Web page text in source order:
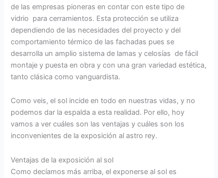
de las empresas pioneras en contar con este tipo de
vidrio para cerramientos. Esta protección se utiliza
dependiendo de las necesidades del proyecto y del
comportamiento térmico de las fachadas pues se
desarrolla un amplio sistema de lamas y celosías de fácil
montaje y puesta en obra y con una gran variedad estética,
tanto clásica como vanguardista.
Como veis, el sol incide en todo en nuestras vidas, y no
podemos dar la espalda a esta realidad. Por ello, hoy
vamos a ver cuáles son las ventajas y cuáles son los
inconvenientes de la exposición al astro rey.
Ventajas de la exposición al sol
Como decíamos más arriba, el exponerse al sol es